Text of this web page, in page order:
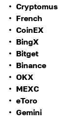
Cryptomus
French
CoinEX
BingX
Bitget
Binance
OKX
MEXC
eToro
Gemini